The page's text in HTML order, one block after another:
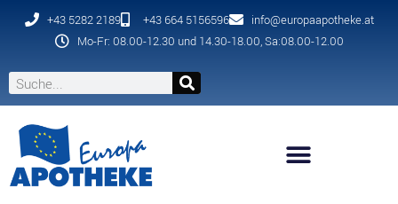
+43 5282 2189 +43 664 5156596
info@europaapotheke.at
Mo-Fr: 08.00-12.30 und 14.30-18.00, Sa:08.00-12.00